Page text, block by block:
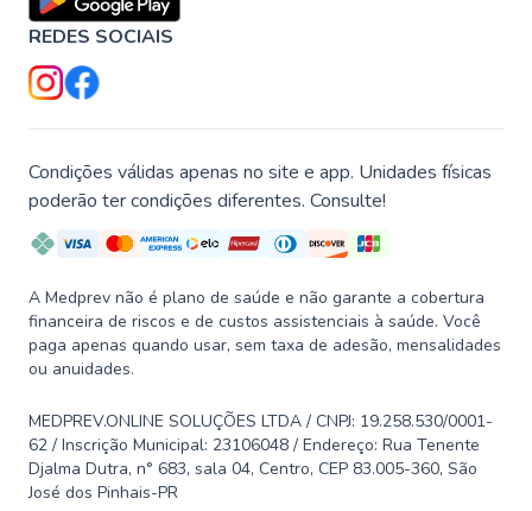
REDES SOCIAIS
Condições válidas apenas no site e app. Unidades físicas
poderão ter condições diferentes. Consulte!
A Medprev não é plano de saúde e não garante a cobertura
financeira de riscos e de custos assistenciais à saúde. Você
paga apenas quando usar, sem taxa de adesão, mensalidades
ou anuidades.
MEDPREV.ONLINE SOLUÇÕES LTDA / CNPJ: 19.258.530/0001-
62 / Inscrição Municipal: 23106048 / Endereço: Rua Tenente
Djalma Dutra, n° 683, sala 04, Centro, CEP 83.005-360, São
José dos Pinhais-PR